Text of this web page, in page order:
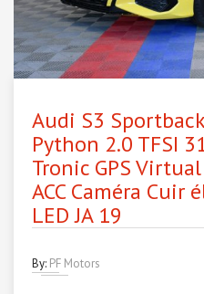
Audi S3
Python 2.0 TFSI
Tronic GPS
ACC Caméra Cuir
LED JA 19
By: PF Motors